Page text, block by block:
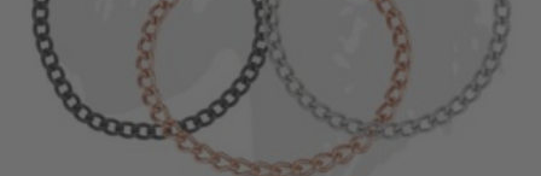
der
Produktseite
gewählt
werden